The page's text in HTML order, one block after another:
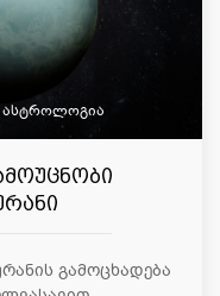
ასტროლოგია
გამოცხადება